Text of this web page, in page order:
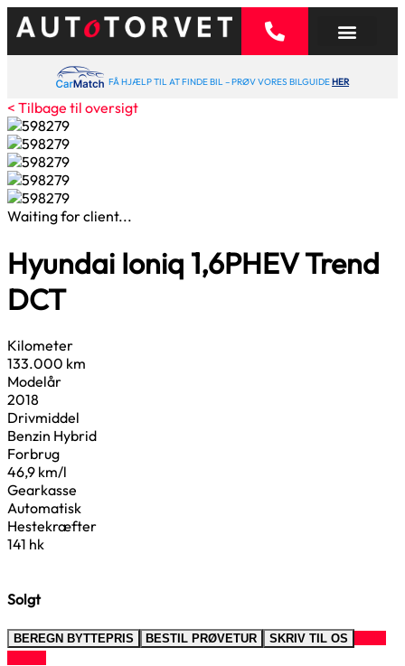
FÅ HJÆLP TIL AT FINDE BIL – PRØV VORES BILGUIDEHER
< Tilbage til oversigt
Waiting for client...
Hyundai Ioniq 1,6PHEV Trend
DCT
Kilometer
133.000 km
Modelår
2018
Drivmiddel
Benzin Hybrid
Forbrug
46,9 km/l
Gearkasse
Automatisk
Hestekræfter
141 hk
Solgt
BEREGN BYTTEPRIS BESTIL PRØVETUR SKRIV TIL OS